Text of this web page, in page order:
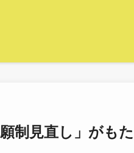
制見直し」がも